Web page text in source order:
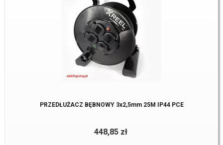
PRZEDŁUŻACZ BĘBNOWY 3x2,5mm 25M IP44 PCE
448,85 zł